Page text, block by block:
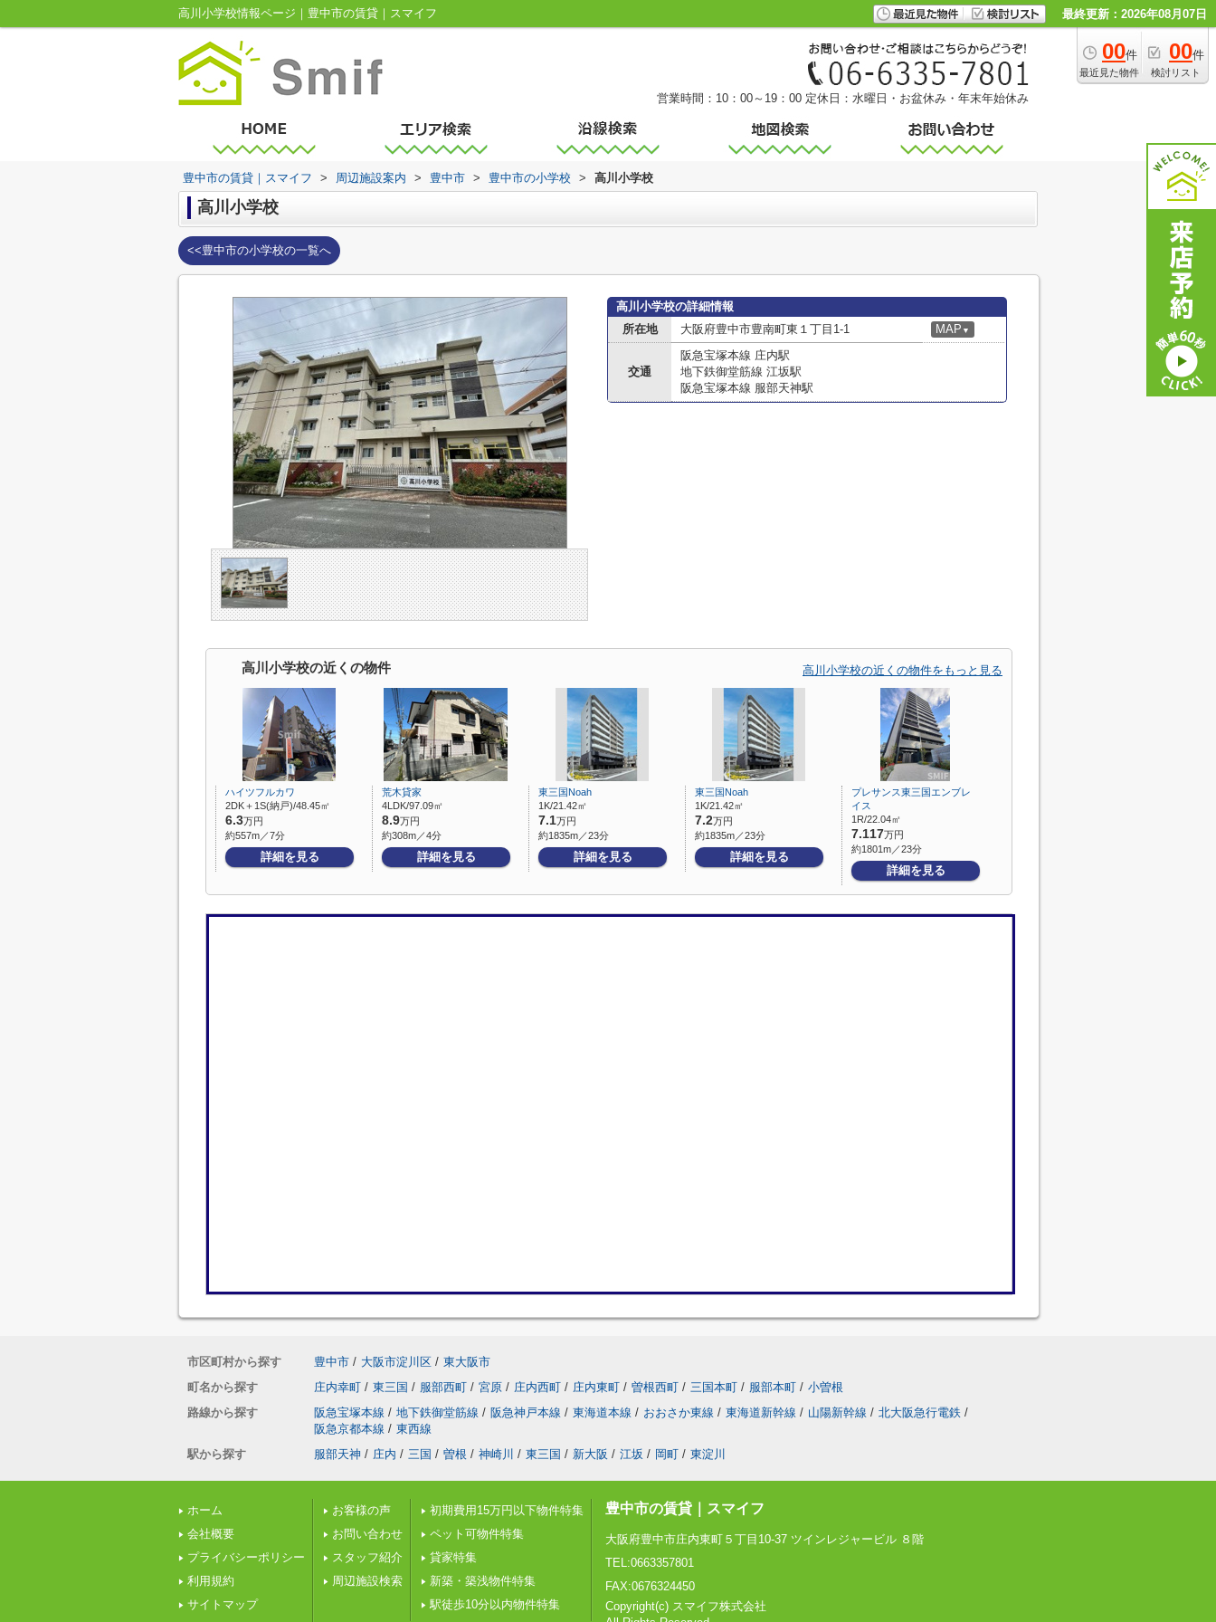
高川小学校情報ページ｜豊中市の賃貸｜スマイフ 最終更新：2026年08月07日
00件
最近見た物件
00件
検討リスト
営業時間：10：00～19：00 定休日：水曜日・お盆休み・年末年始休み
豊中市の賃貸｜スマイフ > 周辺施設案内 > 豊中市 > 豊中市の小学校 > 高川小学校
高川小学校
<<豊中市の小学校の一覧へ
高川小学校の詳細情報
所在地
大阪府豊中市豊南町東１丁目1-1 MAP ▼
交通
阪急宝塚本線 庄内駅
地下鉄御堂筋線 江坂駅
阪急宝塚本線 服部天神駅
高川小学校の近くの物件 高川小学校の近くの物件をもっと見る
ハイツフルカワ
2DK＋1S(納戸)/48.45㎡
6.3万円
約557m／7分
詳細を見る
荒木貸家
4LDK/97.09㎡
8.9万円
約308m／4分
詳細を見る
東三国Noah
1K/21.42㎡
7.1万円
約1835m／23分
詳細を見る
東三国Noah
1K/21.42㎡
7.2万円
約1835m／23分
詳細を見る
プレサンス東三国エンブレ
イス
1R/22.04㎡
7.117万円
約1801m／23分
詳細を見る
市区町村から探す 豊中市 / 大阪市淀川区 / 東大阪市
町名から探す
庄内幸町 / 東三国 / 服部西町 / 宮原 / 庄内西町 / 庄内東町 / 曽根西町 / 三国本町 / 服部本町 / 小曽根
路線から探す
阪急宝塚本線 / 地下鉄御堂筋線 / 阪急神戸本線 / 東海道本線 / おおさか東線 / 東海道新幹線 / 山陽新幹線 / 北大阪急行電鉄 /
阪急京都本線 / 東西線
駅から探す
服部天神 / 庄内 / 三国 / 曽根 / 神崎川 / 東三国 / 新大阪 / 江坂 / 岡町 / 東淀川
ホーム
会社概要
プライバシーポリシー
利用規約
サイトマップ
お客様の声
お問い合わせ
スタッフ紹介
周辺施設検索
初期費用15万円以下物件特集
ペット可物件特集
貸家特集
新築・築浅物件特集
駅徒歩10分以内物件特集
豊中市の賃貸｜スマイフ
大阪府豊中市庄内東町５丁目10-37 ツインレジャービル ８階
TEL:0663357801
FAX:0676324450
Copyright(c) スマイフ株式会社